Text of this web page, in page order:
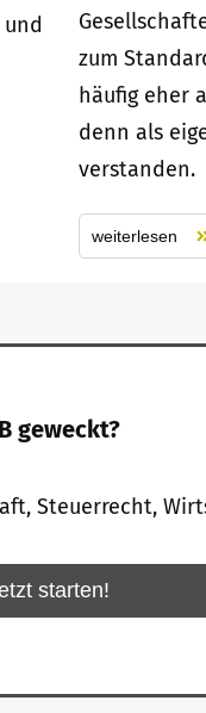
zum
häufig eher
denn als
verstanden.
weiterlesen
geweckt?
Steuerrecht,
starten!